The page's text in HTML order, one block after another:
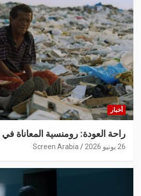
أخبار
راحة العودة: رومنسية المعاناة
26 يونيو 2026 Screen Arabia